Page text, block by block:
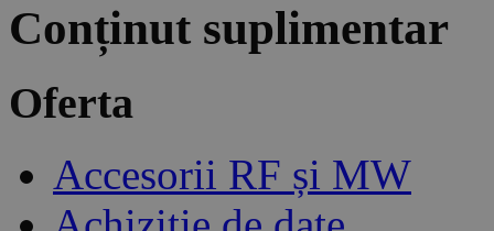
Conținut suplimentar
Oferta
Accesorii RF și MW